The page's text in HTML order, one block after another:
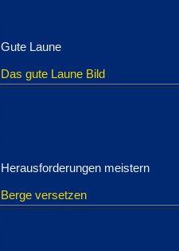
Gute Laune
Das gute Laune Bild
Herausforderungen meistern
Berge versetzen